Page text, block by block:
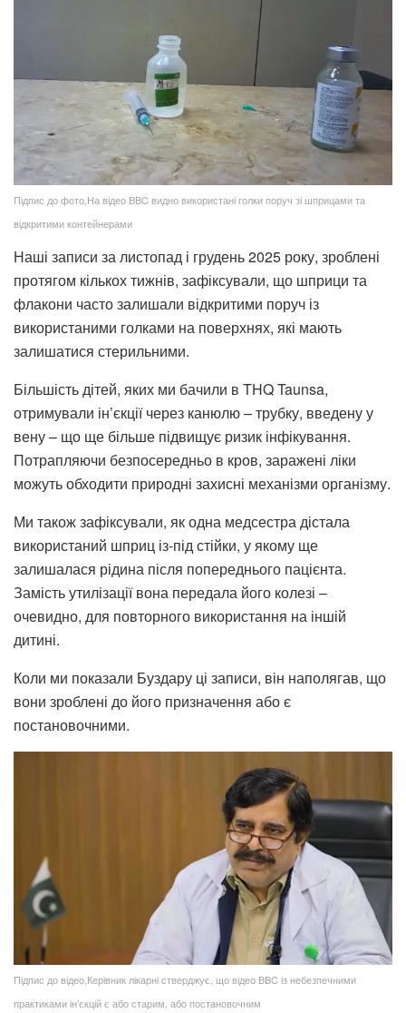
Підпис до фото,На відео BBC видно використані голки поруч зі шприцами та
відкритими контейнерами
Наші записи за листопад і грудень 2025 року, зроблені
протягом кількох тижнів, зафіксували, що шприци та
флакони часто залишали відкритими поруч із
використаними голками на поверхнях, які мають
залишатися стерильними.
Більшість дітей, яких ми бачили в THQ Taunsa,
отримували ін’єкції через канюлю – трубку, введену у
вену – що ще більше підвищує ризик інфікування.
Потрапляючи безпосередньо в кров, заражені ліки
можуть обходити природні захисні механізми організму.
Ми також зафіксували, як одна медсестра дістала
використаний шприц із-під стійки, у якому ще
залишалася рідина після попереднього пацієнта.
Замість утилізації вона передала його колезі –
очевидно, для повторного використання на іншій
дитині.
Коли ми показали Буздару ці записи, він наполягав, що
вони зроблені до його призначення або є
постановочними.
Підпис до відео,Керівник лікарні стверджує, що відео BBC із небезпечними
практиками ін’єкцій є або старим, або постановочним